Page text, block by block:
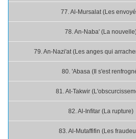
77. Al-Mursalat (Les
78. An-Naba' (La
79. An-Nazi'at (Les anges qui
80. 'Abasa (Il s'est
81. At-Takwir
82. Al-Infitar (La rupture)
83. Al-Mutaffifin (Les